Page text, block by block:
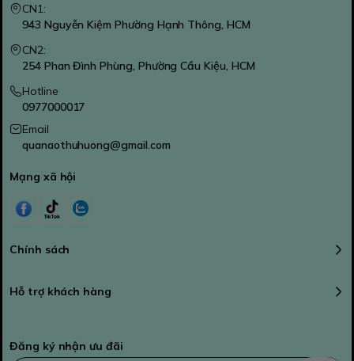
CN1:
943 Nguyễn Kiệm Phường Hạnh Thông, HCM
CN2:
254 Phan Đình Phùng, Phường Cầu Kiệu, HCM
Hotline
0977000017
Email
quanaothuhuong@gmail.com
Mạng xã hội
Chính sách
Hỗ trợ khách hàng
Đăng ký nhận ưu đãi